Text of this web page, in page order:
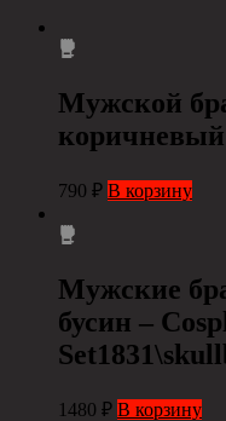
Мужской
790 ₽ В корзину
Мужские
бусин –
1480 ₽ В корзину